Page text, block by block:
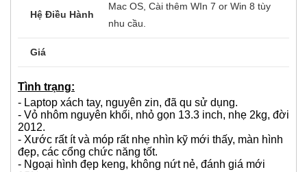
Hệ Điều Hành
Mac OS, Cài thêm WIn 7 or Win 8 tùy
nhu cầu.
Giá
Tình trạng:
- Laptop xách tay, nguyên zin, đã qu sử dụng.
- Vỏ nhôm nguyên khối, nhỏ gọn 13.3 inch, nhẹ 2kg, đời
2012.
- Xước rất ít và móp rất nhẹ nhìn kỹ mới thấy, màn hình
đẹp, các cổng chức năng tốt.
- Ngoại hình đẹp keng, không nứt nẻ, đánh giá mới